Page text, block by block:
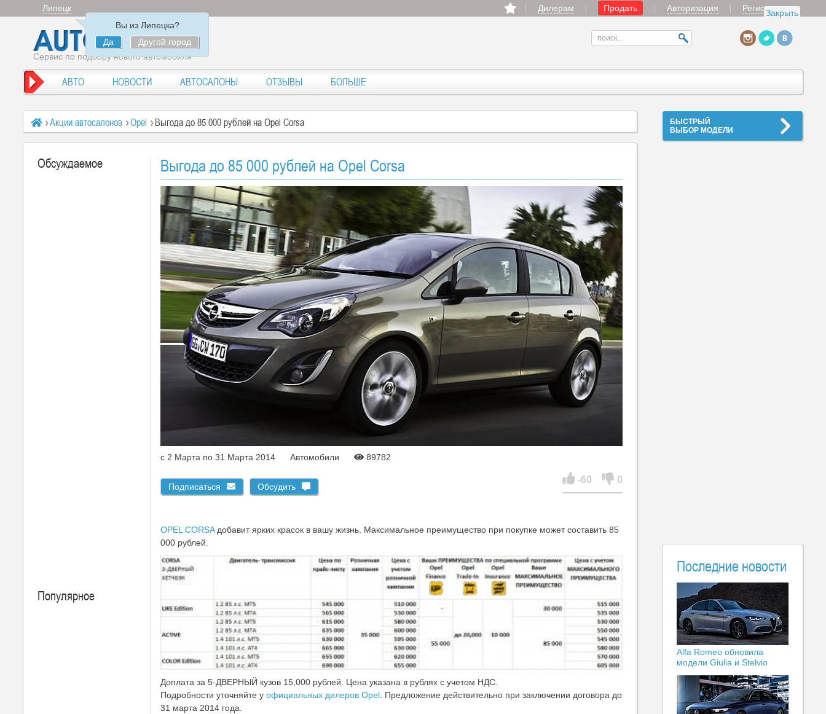
Закрыть
Липецк
Вы из Липецка?
Да
Другой город
Дилерам Продать Авторизация Регистрация
Сервис по подбору нового автомобиля
АВТО НОВОСТИ АВТОСАЛОНЫ ОТЗЫВЫ БОЛЬШЕ
БЫСТРЫЙ
ВЫБОР МОДЕЛИ
Последние новости
Alfa Romeo обновила
модели Giulia и Stelvio
Акции автосалонов Opel Выгода до 85 000 рублей на Opel Corsa
Обсуждаемое
Популярное
Выгода до 85 000 рублей на Opel Corsa
c 2 Марта по 31 Марта 2014 Автомобили 89782
Подписаться Обсудить
-60 0
OPEL CORSAдобавит ярких красок в вашу жизнь. Максимальное преимущество при покупке может составить 85
000 рублей.
Доплата за 5-ДВЕРНЫЙ кузов 15,000 рублей. Цена указана в рублях с учетом НДС.
Подробности уточняйте у официальных дилеров Opel . Предложение действительно при заключении договора до
31 марта 2014 года.